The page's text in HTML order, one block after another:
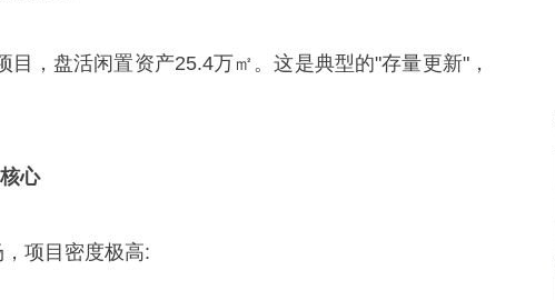
目，盘活闲置资产25.4万㎡。这是典型的"存量更新"，
心
项目密度极高: